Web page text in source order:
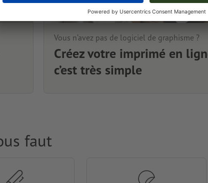
Vous n’avez pas de logiciel de graphisme ?
Créez votre imprimé en
c’est très simple
faut